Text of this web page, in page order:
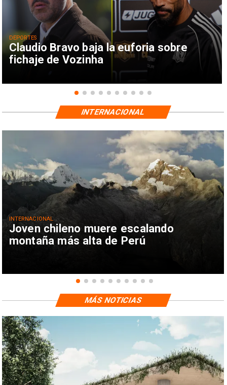
Claudio Bravo baja la euforia sobre
fichaje de Vozinha
DEPORTES
Joven chileno muere escalando
montaña más alta de Perú
INTERNACIONAL
INTERNACIONAL
MÁS NOTICIAS